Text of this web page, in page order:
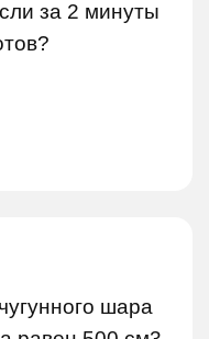
за 2 минуты
шара